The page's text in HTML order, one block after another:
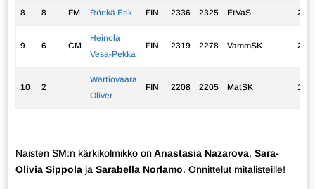
8 8 FM Rönkä Erik FIN 2336 2325 EtVaS 2,5
9 6 CM
Heinola
Vesa-Pekka
FIN 2319 2278 VammSK 2,0
10 2
Wartiovaara
Oliver
FIN 2208 2205 MatSK 1,5
Naisten SM:n kärkikolmikko onAnastasia Nazarova, Sara-
Olivia Sippolaja Sarabella Norlamo. Onnittelut mitalisteille!